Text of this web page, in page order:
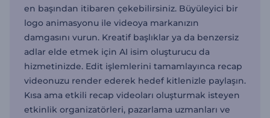
en başından itibaren çekebilirsiniz. Büyüleyici bir
logo animasyonu ile videoya markanızın
damgasını vurun. Kreatif başlıklar ya da benzersiz
adlar elde etmek için AI isim oluşturucu da
hizmetinizde. Edit işlemlerini tamamlayınca recap
videonuzu render ederek hedef kitlenizle paylaşın.
Kısa ama etkili recap videoları oluşturmak isteyen
etkinlik organizatörleri, pazarlama uzmanları ve